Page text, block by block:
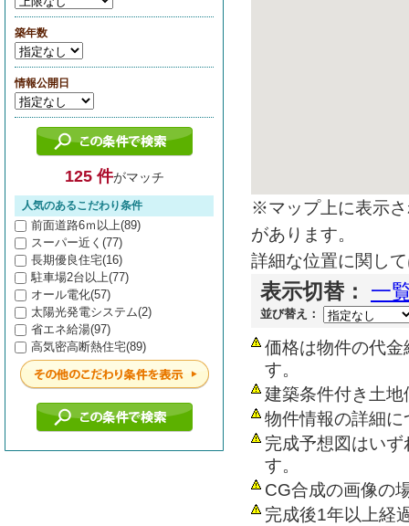
※マップ上に表示
があります。
詳細な位置に関し
表示切替： 一
並び替え：
価格は物件の代
す。
建築条件付き土
物件情報の詳細
完成予想図はい
す。
CG合成の画像の
完成後1年以上経
築年数
情報公開日
125 件がマッチ
人気のあるこだわり条件
前面道路6ｍ以上(89)
スーパー近く(77)
長期優良住宅(16)
駐車場2台以上(77)
オール電化(57)
太陽光発電システム(2)
省エネ給湯(97)
高気密高断熱住宅(89)